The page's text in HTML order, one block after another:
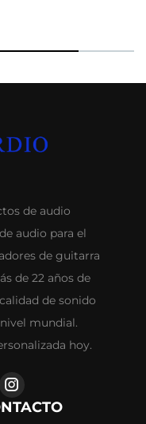
de audio
audio para el
de guitarra
de 22 años de
de sonido
mundial.
hoy.